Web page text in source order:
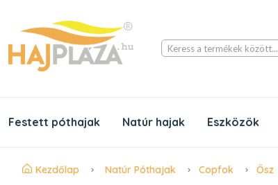
Keress a termékek között...
Festett póthajak Natúr hajak Eszközök
Kezdőlap Natúr Póthajak Copfok Ősz